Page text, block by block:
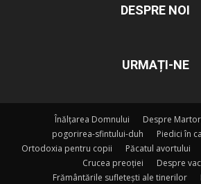
DESPRE NOI
URMAȚI-NE
Înălțarea Domnului
Despre
pogorirea-sfintului-duh
Piedici în
Ortodoxia pentru copii
Păcatul avortului
Crucea preoției
Despre
Frământările sufletești ale tinerilor